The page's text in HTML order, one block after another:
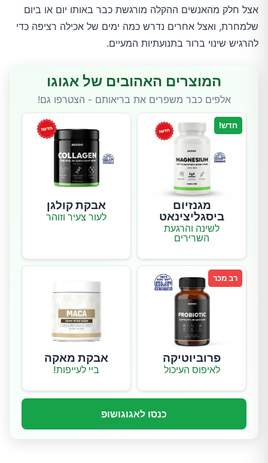
אצל חלק מהאנשים ההקלה מורגשת כבר באותו יום או ביום
שלמחרת, ואצל אחרים נדרש כמה ימים של אכילה רציפה כדי
להרגיש שינוי ברור בתנועתיות המעיים.
המוצרים האהובים של אגוגו
אלפים כבר משפרים את בריאותם - הצטרפו גם!
חדש!
מגנזיום
ביסגליצינאט
לשינה והרגעת
השרירים
אבקת קולגן
לעור צעיר וזוהר
רב מכר
פרוביוטיקה
לאיפוס העיכול
אבקת מאקה
ביי לעייפות!
כנסו לאגוגושופ